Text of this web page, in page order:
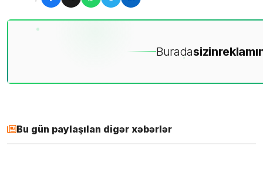
Buradasizin
Bu gün paylaşılan digər xəbərlər